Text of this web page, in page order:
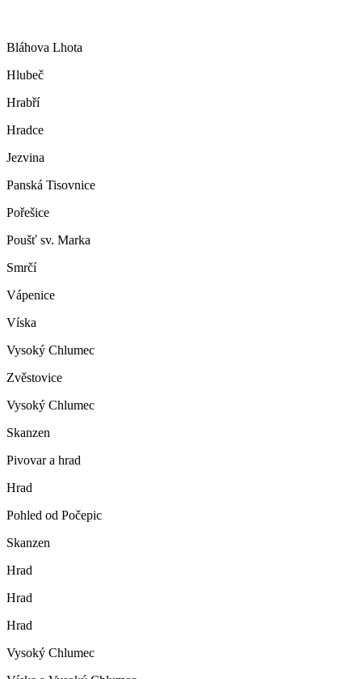
Bláhova Lhota
Hlubeč
Hrabří
Hradce
Jezvina
Panská Tisovnice
Pořešice
Poušť sv. Marka
Smrčí
Vápenice
Víska
Vysoký Chlumec
Zvěstovice
Vysoký Chlumec
Skanzen
Pivovar a hrad
Hrad
Pohled od Počepic
Skanzen
Hrad
Hrad
Hrad
Vysoký Chlumec